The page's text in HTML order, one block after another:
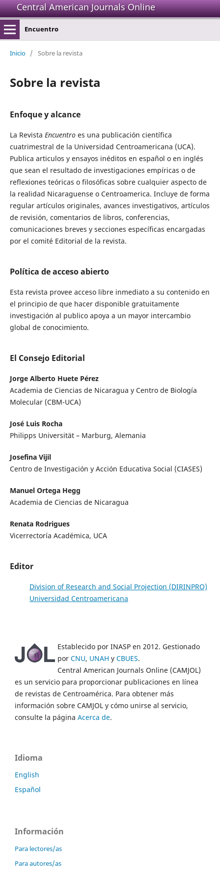
Central American Journals Online
Encuentro
Inicio / Sobre la revista
Sobre la revista
Enfoque y alcance
La Revista Encuentroes una publicación científica
cuatrimestral de la Universidad Centroamericana (UCA).
Publica articulos y ensayos inéditos en español o en inglés
que sean el resultado de investigaciones empíricas o de
reflexiones teóricas o filosóficas sobre cualquier aspecto de
la realidad Nicaraguense o Centroamerica. Incluye de forma
regular artículos originales, avances investigativos, artículos
de revisión, comentarios de libros, conferencias,
comunicaciones breves y secciones específicas encargadas
por el comité Editorial de la revista.
Política de acceso abierto
Esta revista provee acceso libre inmediato a su contenido en
el principio de que hacer disponible gratuitamente
investigación al publico apoya a un mayor intercambio
global de conocimiento.
El Consejo Editorial
Jorge Alberto Huete Pérez
Academia de Ciencias de Nicaragua y Centro de Biología
Molecular (CBM-UCA)
José Luis Rocha
Philipps Universität – Marburg, Alemania
Josefina Vijil
Centro de Investigación y Acción Educativa Social (CIASES)
Manuel Ortega Hegg
Academia de Ciencias de Nicaragua
Renata Rodrigues
Vicerrectoría Académica, UCA
Editor
Division of Research and Social Projection (DIRINPRO)
Universidad Centroamericana
Establecido por INASP en 2012. Gestionado
por CNU, UNAH y CBUES.
Central American Journals Online (CAMJOL)
es un servicio para proporcionar publicaciones en línea
de revistas de Centroamérica. Para obtener más
información sobre CAMJOL y cómo unirse al servicio,
consulte la página Acerca de.
Idioma
English
Español
Información
Para lectores/as
Para autores/as